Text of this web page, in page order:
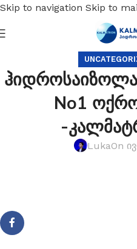
Skip to navigation Skip to
No1
-
LukaOn